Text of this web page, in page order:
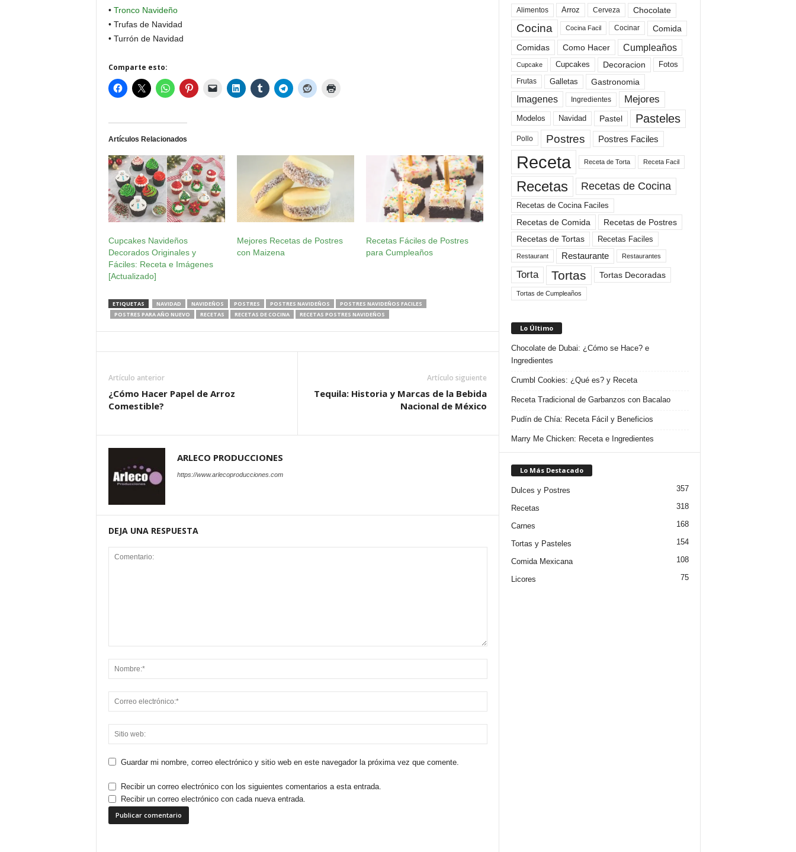
• Tronco Navideño
• Trufas de Navidad
• Turrón de Navidad
Comparte esto:
Artículos Relacionados
Cupcakes Navideños
Decorados Originales y
Fáciles: Receta e Imágenes
[Actualizado]
Mejores Recetas de Postres
con Maizena
Recetas Fáciles de Postres
para Cumpleaños
ETIQUETAS NAVIDAD NAVIDEÑOS POSTRES POSTRES NAVIDEÑOS
POSTRES NAVIDEÑOS FACILES
POSTRES PARA AÑO NUEVO
RECETAS RECETAS DE COCINA RECETAS POSTRES NAVIDEÑOS
Artículo anterior
¿Cómo Hacer Papel de Arroz
Comestible?
Artículo siguiente
Tequila: Historia y Marcas de la Bebida
Nacional de México
ARLECO PRODUCCIONES
https://www.arlecoproducciones.com
DEJA UNA RESPUESTA
Guardar mi nombre, correo electrónico y sitio web en este navegador la próxima vez que comente.
Recibir un correo electrónico con los siguientes comentarios a esta entrada.
Recibir un correo electrónico con cada nueva entrada.
Alimentos Arroz Cerveza Chocolate
Cocina Cocina Facil Cocinar
Comida
Comidas
Como Hacer Cumpleaños
Cupcake Cupcakes Decoracion Fotos
Frutas Galletas Gastronomia
Imagenes Ingredientes Mejores
Modelos Navidad Pastel Pasteles
Pollo Postres Postres Faciles
Receta Receta de Torta Receta Facil
Recetas Recetas de Cocina
Recetas de Cocina Faciles
Recetas de Comida
Recetas de Postres
Recetas de Tortas
Recetas Faciles
Restaurant Restaurante Restaurantes
Torta Tortas Tortas Decoradas
Tortas de Cumpleaños
Lo Último
Chocolate de Dubai: ¿Cómo se Hace? e
Ingredientes
Crumbl Cookies: ¿Qué es? y Receta
Receta Tradicional de Garbanzos con Bacalao
Pudín de Chía: Receta Fácil y Beneficios
Marry Me Chicken: Receta e Ingredientes
Lo Más Destacado
Dulces y Postres 357
Recetas 318
Carnes 168
Tortas y Pasteles 154
Comida Mexicana 108
Licores 75